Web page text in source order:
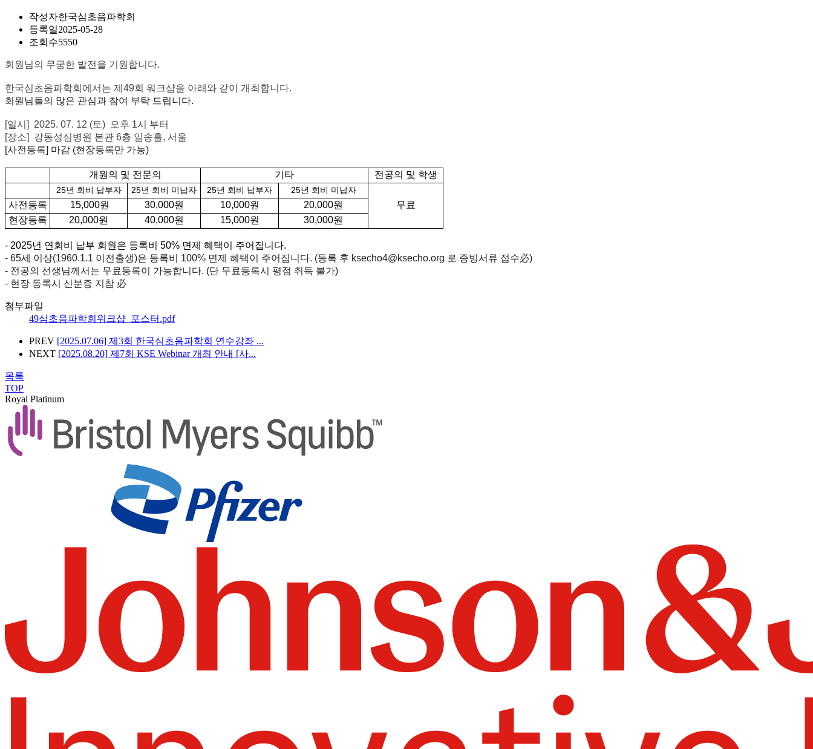
작성자한국심초음파학회
등록일2025-05-28
조회수5550
회원님의 무궁한 발전을 기원합니다.
한국심초음파학회에서는 제49회 워크샵을 아래와 같이 개최합니다.
회원님들의 많은 관심과 참여 부탁 드립니다.
[일시] 2025. 07. 12 (토) 오후 1시 부터
[장소] 강동성심병원 본관 6층 일송홀, 서울
[사전등록] 마감 (현장등록만 가능)
개원의 및 전문의 기타 전공의 및 학생
25년 회비 납부자 25년 회비 미납자 25년 회비 납부자 25년 회비 미납자
무료
사전등록 15,000원 30,000원 10,000원
20,000원
현장등록
20,000원 40,000원 15,000원 30,000원
- 2025년 연회비 납부 회원은 등록비 50% 면제 혜택이 주어집니다.
- 65세 이상(1960.1.1 이전출생)은 등록비 100% 면제 혜택이 주어집니다. (등록 후 ksecho4@ksecho.org 로 증빙서류 접수必)
- 전공의 선생님께서는 무료등록이 가능합니다. (단 무료등록시 평점 취득 불가)
- 현장 등록시 신분증 지참 必
첨부파일
49심초음파학회워크샵_포스터.pdf
PREV [2025.07.06] 제3회 한국심초음파학회 연수강좌 ...
NEXT [2025.08.20] 제7회 KSE Webinar 개최 안내 [사...
목록
TOP
Royal Platinum